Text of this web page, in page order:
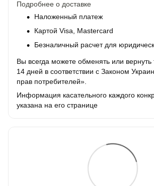
Подробнее о доставке
Наложенный платеж
Картой Visa, Mastercard
Безналичный расчет для
Вы всегда можете обменять или вернуть
14 дней в соответствии с Законом
прав потребителей».
Информация касательного каждого
указана на его странице